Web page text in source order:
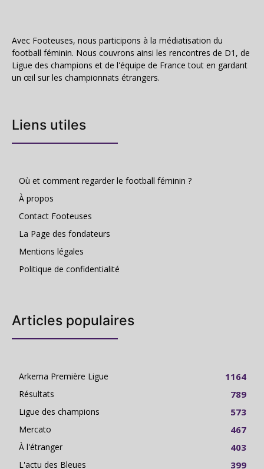
Avec Footeuses, nous participons à la médiatisation du
football féminin. Nous couvrons ainsi les rencontres de D1, de
Ligue des champions et de l'équipe de France tout en gardant
un œil sur les championnats étrangers.
Liens utiles
Où et comment regarder le football féminin ?
À propos
Contact Footeuses
La Page des fondateurs
Mentions légales
Politique de confidentialité
Articles populaires
Arkema Première Ligue 1164
Résultats 789
Ligue des champions 573
Mercato 467
À l'étranger 403
L'actu des Bleues 399